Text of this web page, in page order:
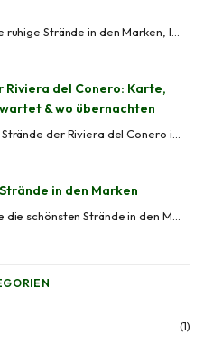
Entdecken Sie ruhige Strände in den Marken, Italien – von versteckten Buchten wie Mezzavalle bis zu beschaulichen Küstenorten wie Grottammare und Cupra Marittima, ideal, um Menschenmassen zu meiden.
Riviera del Conero: Karte,
& wo übernachten
Entdecke die Strände der Riviera del Conero in den Marken, Italien. Von abgelegenen Buchten bis zu bewirtschafteten Stränden – mit Karte, Zugangsinformationen und Tipps, wo man übernachten kann.
in den Marken
Entdecken Sie die schönsten Strände in den Marken, Italien. Von den Sandküsten von Senigallia und San Benedetto del Tronto bis zu den klaren Gewässern und unberührten Buchten der Riviera del Conero.
(1)